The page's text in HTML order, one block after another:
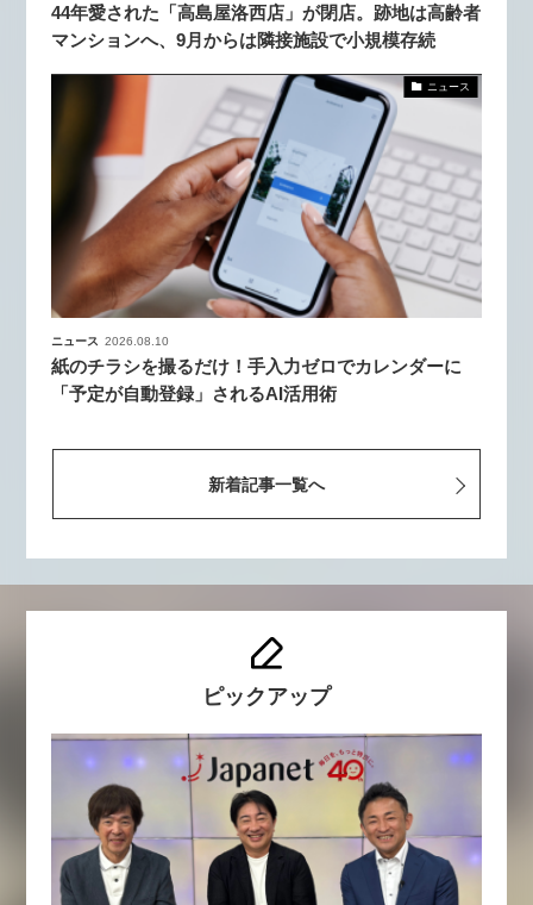
44年愛された「高島屋洛西店」が閉店。跡地は高齢者
マンションへ、9月からは隣接施設で小規模存続
ニュース
ニュース 2026.08.10
紙のチラシを撮るだけ！手入力ゼロでカレンダーに
「予定が自動登録」されるAI活用術
新着記事一覧へ
ピックアップ